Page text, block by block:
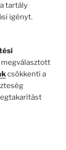
tartály
igényt.
megválasztott
csökkenti a